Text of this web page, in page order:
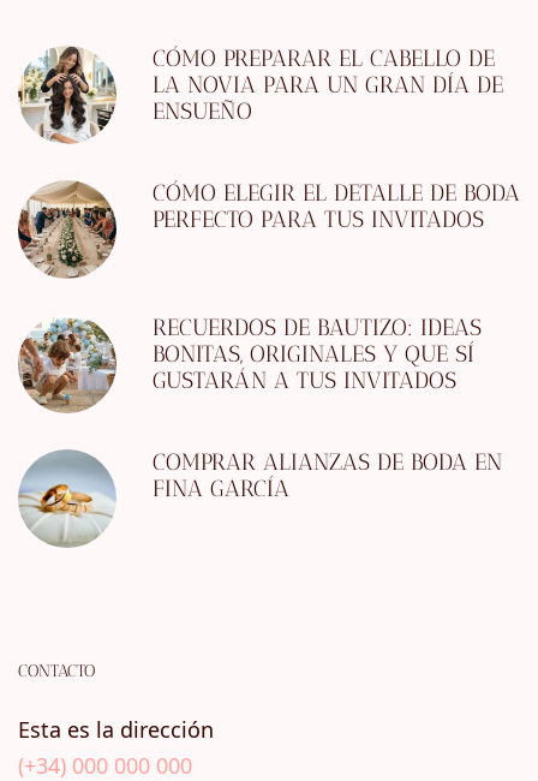
CÓMO PREPARAR EL CABELLO DE
LA NOVIA PARA UN GRAN DÍA DE
ENSUEÑO
CÓMO ELEGIR EL DETALLE DE BODA
PERFECTO PARA TUS INVITADOS
RECUERDOS DE BAUTIZO: IDEAS
BONITAS, ORIGINALES Y QUE SÍ
GUSTARÁN A TUS INVITADOS
COMPRAR ALIANZAS DE BODA EN
FINA GARCÍA
CONTACTO
Esta es la dirección
(+34) 000 000 000